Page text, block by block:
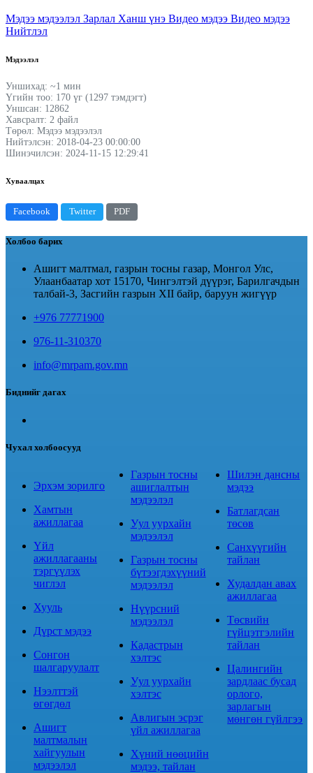
Мэдээ мэдээлэл Зарлал Ханш үнэ Видео мэдээ Видео мэдээ
Нийтлэл
Мэдээлэл
Уншихад: ~1 мин
Үгийн тоо: 170 үг (1297 тэмдэгт)
Уншсан: 12862
Хавсралт: 2 файл
Төрөл: Мэдээ мэдээлэл
Нийтэлсэн: 2018-04-23 00:00:00
Шинэчилсэн: 2024-11-15 12:29:41
Хуваалцах
Facebook Twitter PDF
Холбоо барих
Ашигт малтмал, газрын тосны газар, Монгол Улс,
Улаанбаатар хот 15170, Чингэлтэй дүүрэг, Барилгачдын
талбай-3, Засгийн газрын XII байр, баруун жигүүр
+976 77771900
976-11-310370
info@mrpam.gov.mn
Биднийг дагах
Чухал холбоосууд
Эрхэм зорилго
Хамтын
ажиллагаа
Үйл
ажиллагааны
тэргүүлэх
чиглэл
Хууль
Дүрст мэдээ
Сонгон
шалгаруулалт
Нээлттэй
өгөгдөл
Ашигт
малтмалын
хайгуулын
мэдээлэл
Газрын тосны
ашиглалтын
мэдээлэл
Уул уурхайн
мэдээлэл
Газрын тосны
бүтээгдэхүүний
мэдээлэл
Нүүрсний
мэдээлэл
Кадастрын
хэлтэс
Уул уурхайн
хэлтэс
Авлигын эсрэг
үйл ажиллагаа
Хүний нөөцийн
мэдээ, тайлан
Шилэн дансны
мэдээ
Батлагдсан
төсөв
Санхүүгийн
тайлан
Худалдан авах
ажиллагаа
Төсвийн
гүйцэтгэлийн
тайлан
Цалингийн
зардлаас бусад
орлого,
зарлагын
мөнгөн гүйлгээ